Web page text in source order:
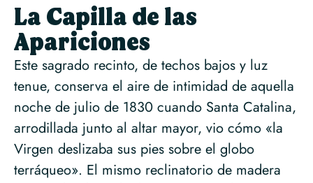
La Capilla de las
Apariciones
Este sagrado recinto, de techos bajos y luz
tenue, conserva el aire de intimidad de aquella
noche de julio de 1830 cuando Santa Catalina,
arrodillada junto al altar mayor, vio cómo «la
Virgen deslizaba sus pies sobre el globo
terráqueo». El mismo reclinatorio de madera